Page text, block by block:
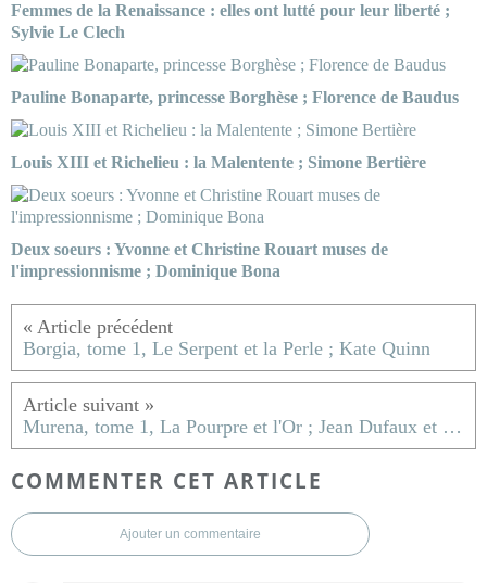
Femmes de la Renaissance : elles ont lutté pour leur liberté ;
Sylvie Le Clech
Pauline Bonaparte, princesse Borghèse ; Florence de Baudus
Louis XIII et Richelieu : la Malentente ; Simone Bertière
Deux soeurs : Yvonne et Christine Rouart muses de
l'impressionnisme ; Dominique Bona
Borgia, tome 1, Le Serpent et la Perle ; Kate Quinn
Murena, tome 1, La Pourpre et l'Or ; Jean Dufaux et Philippe Delaby
COMMENTER CET ARTICLE
Ajouter un commentaire